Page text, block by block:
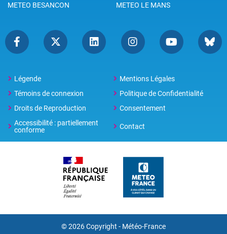
METEO BESANCON
METEO LE MANS
Légende
Mentions Légales
Témoins de connexion
Politique de Confidentialité
Droits de Reproduction
Consentement
Accessibilité : partiellement
conforme
Contact
© 2026 Copyright - Météo-France